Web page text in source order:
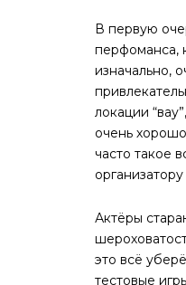
В первую
перфоманса,
изначально,
локации
очень
часто такое
Актёры
это всё
тестовые